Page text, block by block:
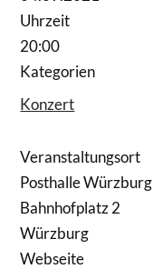
Uhrzeit
20:00
Kategorien
Konzert
Veranstaltungsort
Posthalle Würzburg
Bahnhofplatz 2
Würzburg
Webseite